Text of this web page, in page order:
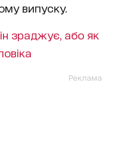
випуску.
зраджує, або як
Реклама